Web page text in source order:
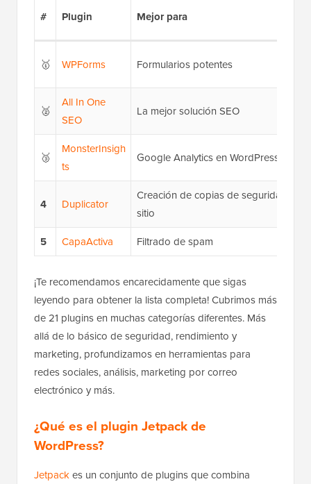
# Plugin Mejor para
🥇 WPForms Formularios potentes
🥈
All In One
SEO
La mejor solución SEO
🥉
MonsterInsigh
ts
Google Analytics en WordPress
4 Duplicator
Creación de copias de seguridad del
sitio
5
CapaActiva Filtrado de spam
¡Te recomendamos encarecidamente que sigas
leyendo para obtener la lista completa! Cubrimos más
de 21 plugins en muchas categorías diferentes. Más
allá de lo básico de seguridad, rendimiento y
marketing, profundizamos en herramientas para
redes sociales, análisis, marketing por correo
electrónico y más.
¿Qué es el plugin Jetpack de
WordPress?
Jetpackes un conjunto de plugins que combina